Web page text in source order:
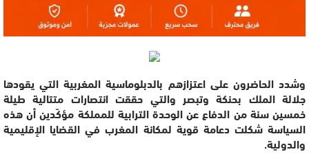
وشدد الحاضرون على اعتزازهم بالدبلوماسية المغربية التي يقودها
جلالة الملك بحنكة وتبصر والتي حققت انتصارات متتالية طيلة
خمسين سنة من الدفاع عن الوحدة الترابية للمملكة مؤكّدين أن هذه
السياسة شكلت دعامة قوية لمكانة المغرب في القضايا الإقليمية
والدولية.